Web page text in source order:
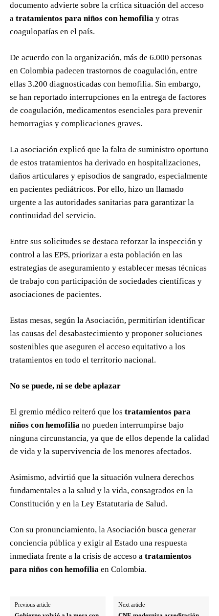
documento advierte sobre la crítica situación del acceso
a tratamientos para niños con hemofilia y otras
coagulopatías en el país.
De acuerdo con la organización, más de 6.000 personas
en Colombia padecen trastornos de coagulación, entre
ellas 3.200 diagnosticadas con hemofilia. Sin embargo,
se han reportado interrupciones en la entrega de factores
de coagulación, medicamentos esenciales para prevenir
hemorragias y complicaciones graves.
La asociación explicó que la falta de suministro oportuno
de estos tratamientos ha derivado en hospitalizaciones,
daños articulares y episodios de sangrado, especialmente
en pacientes pediátricos. Por ello, hizo un llamado
urgente a las autoridades sanitarias para garantizar la
continuidad del servicio.
Entre sus solicitudes se destaca reforzar la inspección y
control a las EPS, priorizar a esta población en las
estrategias de aseguramiento y establecer mesas técnicas
de trabajo con participación de sociedades científicas y
asociaciones de pacientes.
Estas mesas, según la Asociación, permitirían identificar
las causas del desabastecimiento y proponer soluciones
sostenibles que aseguren el acceso equitativo a los
tratamientos en todo el territorio nacional.
No se puede, ni se debe aplazar
El gremio médico reiteró que los tratamientos para
niños con hemofilia no pueden interrumpirse bajo
ninguna circunstancia, ya que de ellos depende la calidad
de vida y la supervivencia de los menores afectados.
Asimismo, advirtió que la situación vulnera derechos
fundamentales a la salud y la vida, consagrados en la
Constitución y en la Ley Estatutaria de Salud.
Con su pronunciamiento, la Asociación busca generar
conciencia pública y exigir al Estado una respuesta
inmediata frente a la crisis de acceso a tratamientos
para niños con hemofilia en Colombia.
Previous article Next article